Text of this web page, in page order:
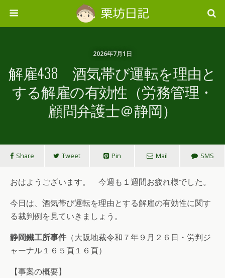
2026年7月1日
解雇438 酒気帯び運転を理由と
する解雇の有効性（労務管理・
顧問弁護士＠静岡）
Share Tweet Pin Mail SMS
おはようございます。 今週も１週間お疲れ様でした。
今日は、酒気帯び運転を理由とする解雇の有効性に関す
る裁判例を見ていきましょう。
静岡鐵工所事件 （大阪地裁令和７年９月２６日・労判ジ
ャーナル１６５頁１６頁）
【事案の概要】